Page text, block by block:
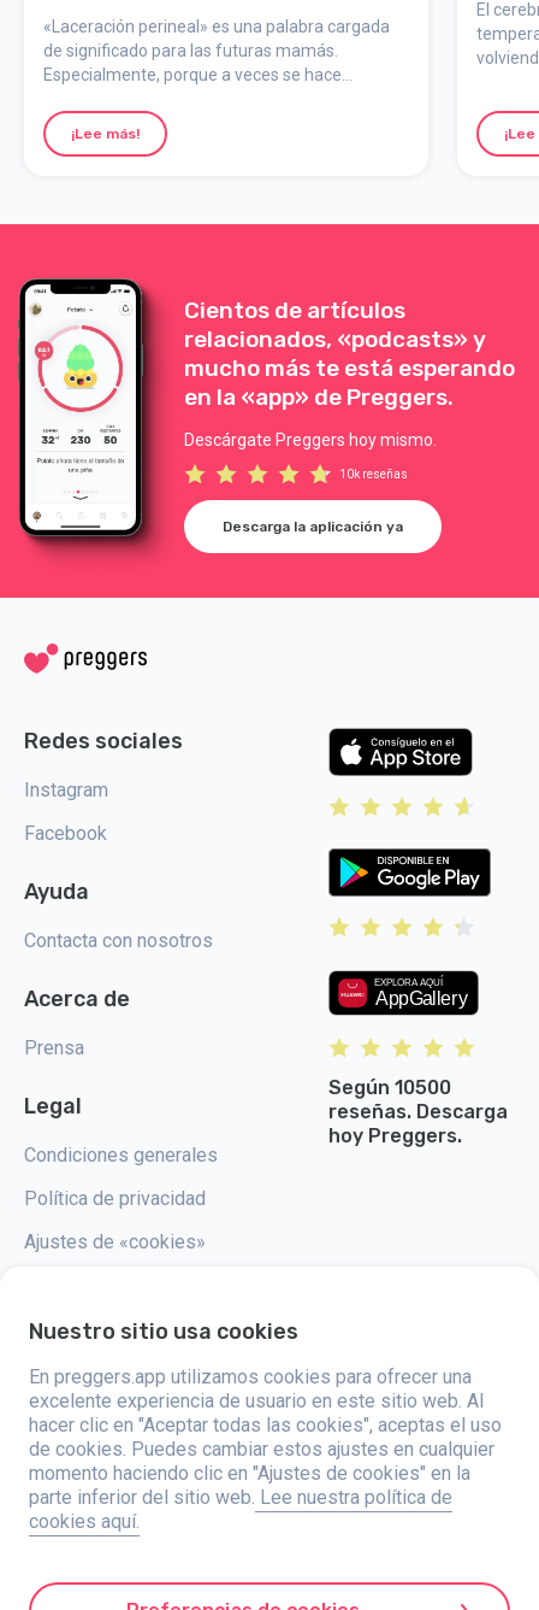
«Laceración perineal» es una palabra cargada
de significado para las futuras mamás.
Especialmente, porque a veces se hace
¡Lee más!
El
Cientos de artículos
relacionados, «podcasts» y
mucho más te está esperando
en la «app» de Preggers.
Descárgate Preggers hoy mismo.
10k reseñas
Descarga la aplicación ya
Redes sociales
Instagram
Facebook
Ayuda
Contacta con nosotros
Acerca de
Prensa
Legal
Condiciones generales
Política de privacidad
Ajustes de «cookies»
Según 10500
reseñas. Descarga
hoy Preggers.
Preggers, creado por el estudio de aplicaciones sueco Stroller AB en
2017, tiene como objetivo simplificar la paternidad para los futuros y
nuevos padres de todo el mundo. Con un equipo diverso y
colaboraciones con expertos, han desarrollado aplicaciones fáciles de
usar que son utilizadas por más de dos millones de personas. Preggers
ofrece una experiencia única en 3D, proporcionando actualizaciones,
consejos y herramientas personalizadas para cada etapa del embarazo.
También apoya a los nuevos padres con consejos prácticos sobre el
cuidado de los recién nacidos. Al fomentar la inclusividad, Preggers
apoya diferentes configuraciones familiares. Con millones de descargas
la expansión de sus ofertas para satisfacer las necesidades cambiantes
Nuestro sitio usa cookies
En preggers.app utilizamos cookies para ofrecer una
excelente experiencia de usuario en este sitio web. Al
hacer clic en "Aceptar todas las cookies", aceptas el uso
de cookies. Puedes cambiar estos ajustes en cualquier
momento haciendo clic en "Ajustes de cookies" en la
parte inferior del sitio web. Lee nuestra política de
cookies aquí.